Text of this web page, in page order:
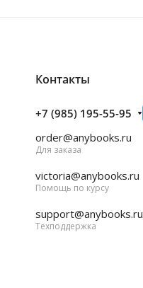
Контакты
+7 (985) 195-55-95
order@anybooks.ru
Для заказа
victoria@anybooks.ru
Помощь по курсу
support@anybooks.ru
Техподдержка